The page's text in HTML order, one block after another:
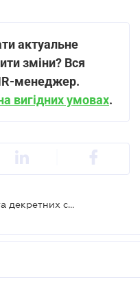
актуальне
зміни? Вся
менеджер.
вигідних умовах.
Затримку у виплаті лікарняних та декретних скоротять – пояснення ФССУ